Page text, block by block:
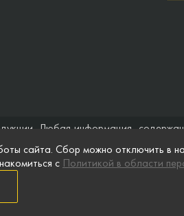
Любая информация,
заключить договор
беспрепятственного доступа
в любое время без
сайта. Сбор можно отключить в
с Политикой в области